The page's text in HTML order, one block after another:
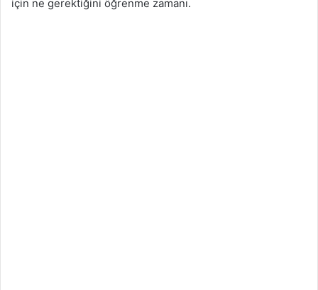
için ne gerektiğini öğrenme zamanı.